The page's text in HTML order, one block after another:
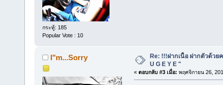
กระทู้: 185
Popular Vote : 10
I"m...Sorry
Re: !!!ฝากเนื้อ ฝากตัวด้ว
U G E Y E "
« ตอบกลับ #3 เมื่อ: พฤศจิกายน 26,